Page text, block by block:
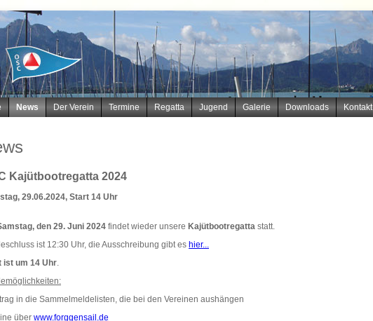
News Der Verein Termine Regatta Jugend Galerie Downloads Kontakt
Kajütbootregatta 2024
29.06.2024, Start 14 Uhr
den 29. Juni 2024 findet wieder unsere Kajütbootregatta statt.
ist 12:30 Uhr, die Ausschreibung gibt es hier...
ist um 14 Uhr.
in die Sammelmeldelisten, die bei den Vereinen aushängen
über www.forggensail.de